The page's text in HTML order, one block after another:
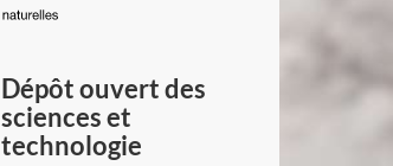
du
Canada
Dépôt ouvert des
sciences et
technologie